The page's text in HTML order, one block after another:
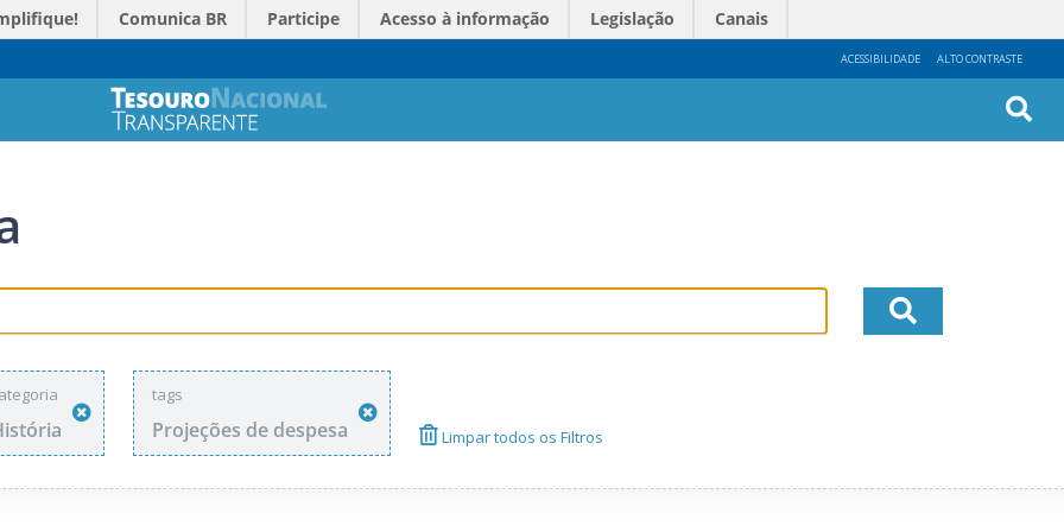
ACESSIBILIDADE ALTO CONTRASTE
Comunica BR Participe Acesso à informação Legislação
Canais
tags
Projeções de despesa Limpar todos os Filtros